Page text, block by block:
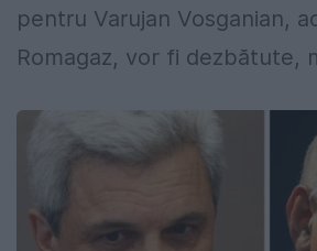
pentru Varujan Vosganian,
Romagaz, vor fi dezbătute,